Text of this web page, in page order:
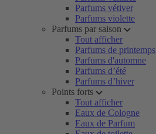
Parfums vétiver
Parfums violette
Parfums par saison
Tout afficher
Parfums de printemps
Parfums d'automne
Parfums d’été
Parfums d’hiver
Points forts
Tout afficher
Eaux de Cologne
Eaux de Parfum